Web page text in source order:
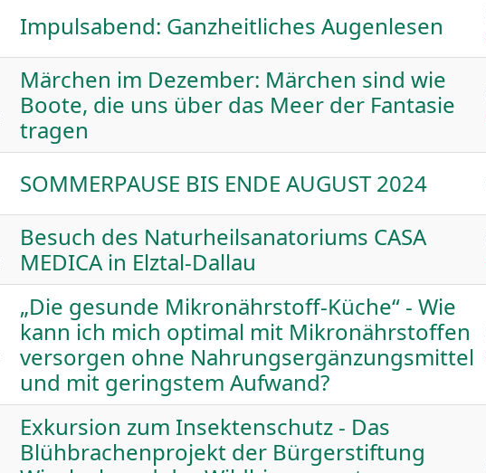
Impulsabend: Ganzheitliches Augenlesen
Märchen im Dezember: Märchen sind wie
Boote, die uns über das Meer der Fantasie
tragen
SOMMERPAUSE BIS ENDE AUGUST 2024
Besuch des Naturheilsanatoriums CASA
MEDICA in Elztal-Dallau
„Die gesunde Mikronährstoff-Küche“ - Wie
kann ich mich optimal mit Mikronährstoffen
versorgen ohne Nahrungsergänzungsmittel
und mit geringstem Aufwand?
Exkursion zum Insektenschutz - Das
Blühbrachenprojekt der Bürgerstiftung